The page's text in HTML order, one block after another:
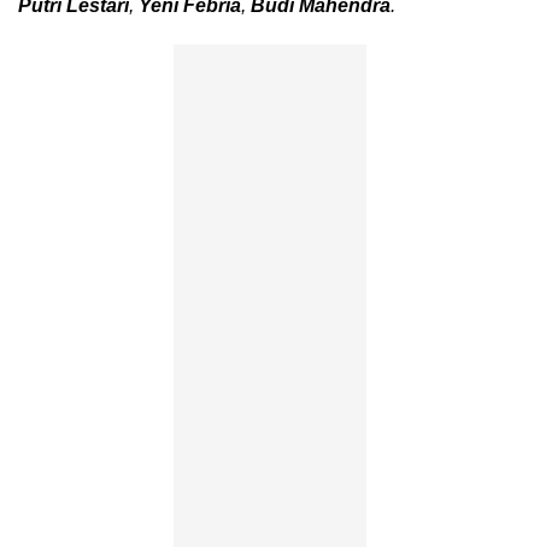
Putri Lestari, Yeni Febria, Budi Mahendra.